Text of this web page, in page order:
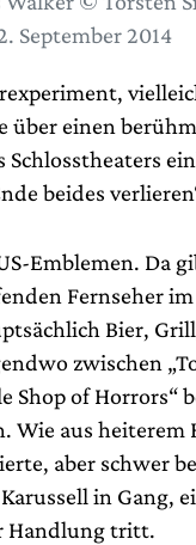
September 2014
über einen
Schlosstheaters
beides
Emblemen. Da
Fernseher
Bier,
zwischen
Shop of Horrors“
Wie aus
aber schwer
in Gang,
Handlung tritt.